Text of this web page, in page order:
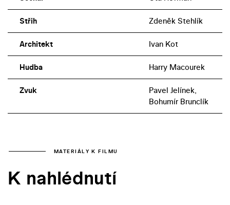
Střih Zdeněk Stehlík
Architekt Ivan Kot
Hudba Harry Macourek
Zvuk
Pavel Jelínek,
Bohumír Brunclík
MATERIÁLY K FILMU
K nahlédnutí